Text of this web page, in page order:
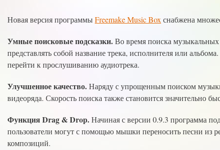
Новая версия программыFreemake Music Box снабжена
Умные поисковые подсказки.Во время поиска
представлять собой название трека, исполнителя или
перейти к прослушиванию аудиотрека.
Улучшенное качество.Наряду с упрощенным поиском
видеоряда. Скорость поиска также становится значительно
Функция Drag & Drop.Начиная с версии 0.9.3 программа
пользователи могут с помощью мышки переносить песни из
композиций.